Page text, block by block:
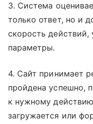
3. Система
только ответ, но и
скорость действий,
параметры.
4. Сайт принимает
пройдена успешно,
к нужному
загружается или